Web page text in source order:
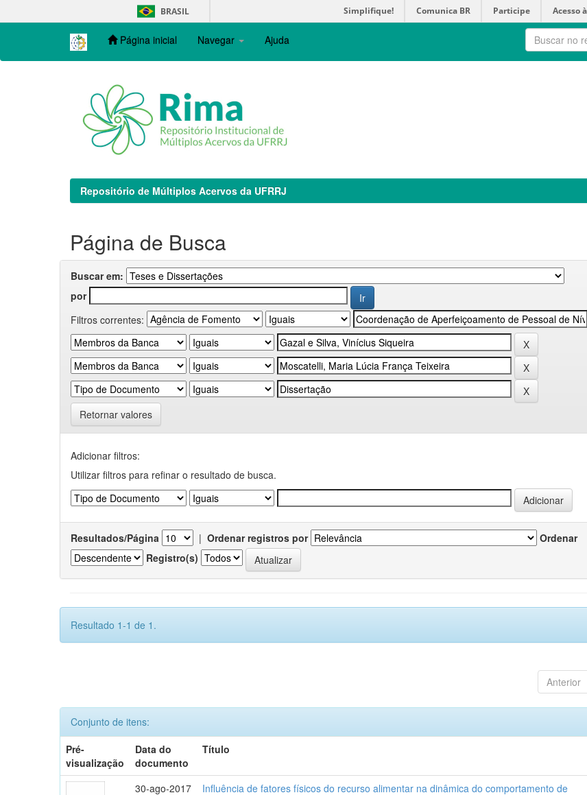
navigation
BRASIL Simplifique! Comunica BR Participe Acesso
Página inicial Navegar Ajuda
Repositório de Múltiplos Acervos da UFRRJ
Página de Busca
Buscar em:
por
Filtros correntes:
Retornar valores
Adicionar filtros:
Utilizar filtros para refinar o resultado de busca.
Resultados/Página | Ordenar registros por
Ordenar
Registro(s)
Resultado 1-1 de 1.
Anterior
Conjunto de itens:
Pré-
visualização
Data do
documento
Título
30-ago-2017
Influência de fatores físicos do recurso alimentar na dinâmica do comportamento de